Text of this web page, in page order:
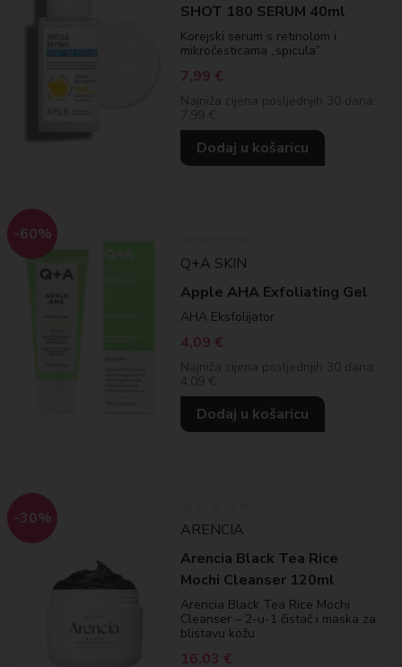
SHOT 180 SERUM 40ml
Korejski serum s retinolom i
mikročesticama „spicula”
7,99 €
Najniža cijena posljednjih 30 dana:
7.99 €
Dodaj u košaricu
-60%
Q+A SKIN
Apple AHA Exfoliating Gel
AHA Eksfolijator
4,09 €
Najniža cijena posljednjih 30 dana:
4.09 €
Dodaj u košaricu
-30%
ARENCIA
Arencia Black Tea Rice
Mochi Cleanser 120ml
Arencia Black Tea Rice Mochi
Cleanser – 2-u-1 čistač i maska za
blistavu kožu
16,03 €